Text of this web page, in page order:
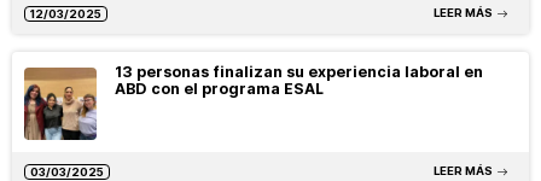
12/03/2025 LEER MÁS
13 personas finalizan su experiencia laboral en
ABD con el programa ESAL
03/03/2025 LEER MÁS